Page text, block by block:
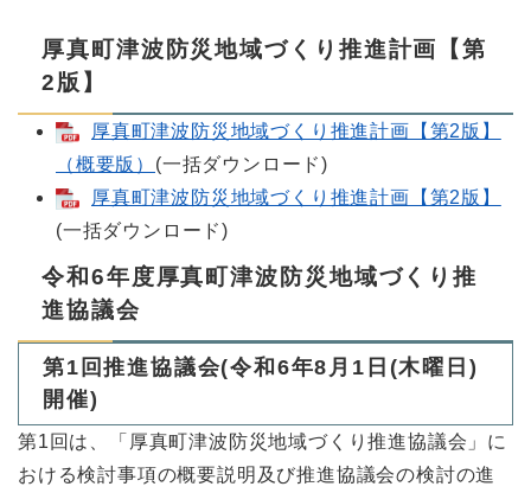
厚真町津波防災地域づくり推進計画【第
2版】
厚真町津波防災地域づくり推進計画【第2版】
（概要版） (一括ダウンロード)
厚真町津波防災地域づくり推進計画【第2版】
(一括ダウンロード)
令和6年度厚真町津波防災地域づくり推
進協議会
第1回推進協議会(令和6年8月1日(木曜日)
開催)
第1回は、「厚真町津波防災地域づくり推進協議会」に
おける検討事項の概要説明及び推進協議会の検討の進